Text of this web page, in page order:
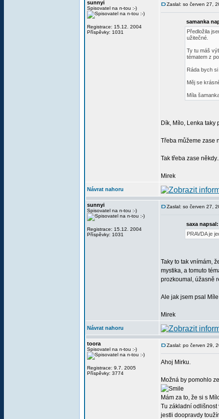
sunnyi
Spisovatel na n-tou :-)
Registrace: 15.12. 2004
Příspěvky: 1031
Zaslal: so červen 27,
samanka
Předložila
užitečné.
Ty tu máš
tématem z
Ráda bych
Měj se
Míla
Dík, Mílo, Lenka
Třeba můžeme zase
Tak třeba zase
Mirek
Návrat nahoru
sunnyi
Spisovatel na n-tou :-)
Registrace: 15.12. 2004
Příspěvky: 1031
Zaslal: so červen 27,
saxa napsal:
PRAVDA je
Taky to tak vnímám,
mystika, a tomuto
prozkoumal, úžasně
Ale jak jsem psal
Mirek
Návrat nahoru
toora
Spisovatel na n-tou :-)
Registrace: 9.7. 2005
Příspěvky: 3774
Zaslal: po červen 29,
Ahoj Mirku.
Možná by pomohlo
Mám za to, že si s
Tu základní odlišnost
jestli doopravdy